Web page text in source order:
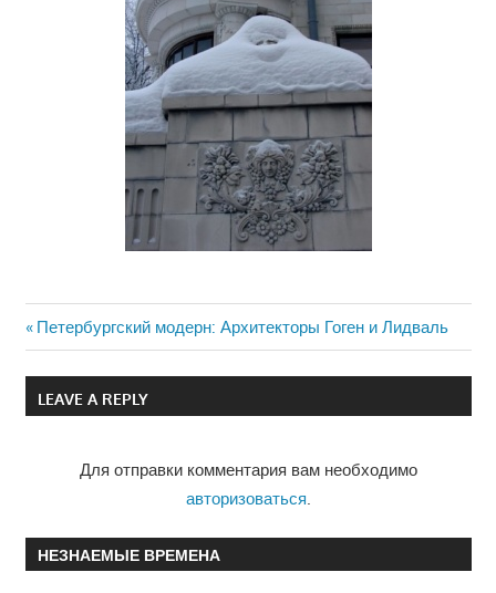
Навигация
по
Previous
Post:
Петербургский модерн: Архитекторы Гоген и Лидваль
LEAVE A REPLY
Для отправки комментария вам необходимо
авторизоваться
НЕЗНАЕМЫЕ ВРЕМЕНА